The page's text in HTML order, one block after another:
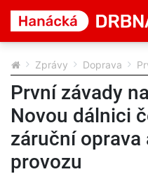
Zprávy Doprava
První závady
Novou dálnici
záruční oprava
provozu